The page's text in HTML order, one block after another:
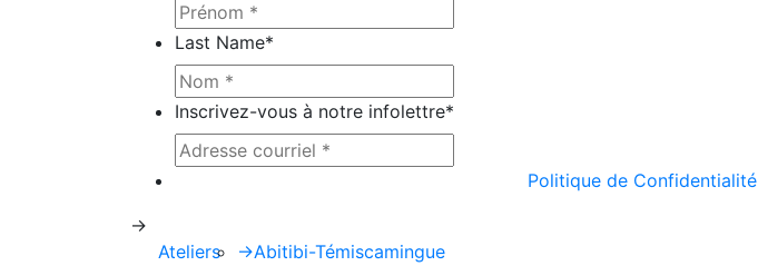
Last Name*
Inscrivez-vous à notre infolettre*
Politique de Confidentialité
->
Ateliers
->Abitibi-Témiscamingue